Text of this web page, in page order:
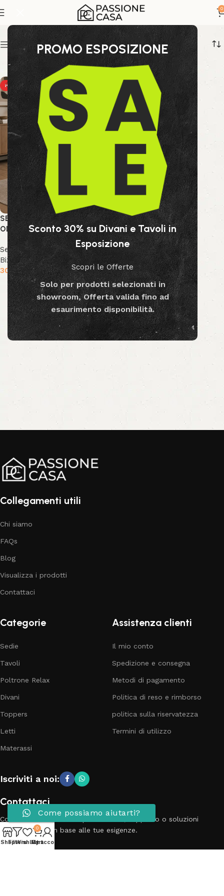
PROMO ESPOSIZIONE
Sconto 30% su Divani e Tavoli in
Esposizione
Scopri le Offerte
Solo per prodotti selezionati in
showroom, Offerta valida fino ad
esaurimento disponibilità.
0
Design
Show sidebar
HOT
SEDIA C-BR ERCILLA GRIGIO
OLIVASTRO
Sedute ,Sedie ,Collezione
Bizzotto, Nuova Collezione
304.99
€
Aggiungi al carrello
Collegamenti utili
Chi siamo
FAQs
Blog
Visualizza i prodotti
Contattaci
Categorie
Sedie
Tavoli
Poltrone Relax
Divani
Toppers
Letti
Materassi
Assistenza clienti
Il mio conto
Spedizione e consegna
Metodi di pagamento
Politica di reso e rimborso
politica sulla riservatezza
Termini di utilizzo
Iscriviti a noi:
Contattaci
Contatta il nostro team per richieste, supporto o soluzioni
personalizzate in base alle tue esigenze.
Telefono: 3881798899
ShopFilters
Wishlist
0
Cart
My account
Come possiamo aiutarti?